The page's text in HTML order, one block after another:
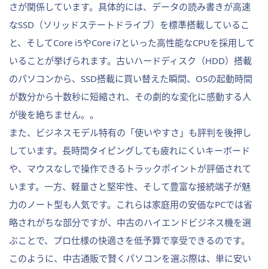
さが関係しています。具体的には、データの読み書きが高速
なSSD（ソリッドステートドライブ）を標準搭載しているこ
と、そしてCore i5やCore i7といった高性能なCPUを採用して
いることが挙げられます。古いハードディスク（HDD）搭載
のパソコンから、SSD搭載に買い替えた瞬間、OSの起動時間
が数分から十数秒に短縮され、その劇的な変化に感動する人
が後を絶ちません。。
また、ビジネスモデル特有の「使いやすさ」も評判を後押し
しています。長時間タイピングしても疲れにくいキーボード
や、マウスなしで操作できるトラックポイントが評価されて
います。一方、軽量さと堅牢性、そして豊富な接続端子が魅
力のノート型も人気です。これらは家庭用の安価なPCでは省
略されがちな部分ですが、中古のハイエンドビジネス機を選
ぶことで、プロ仕様の快適さを低予算で享受できるのです。
このように、中古通販で賢くパソコンを選ぶ際は、単に安い